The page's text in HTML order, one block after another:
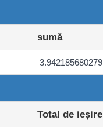
sumă
3.942185680279
Total de ieșire